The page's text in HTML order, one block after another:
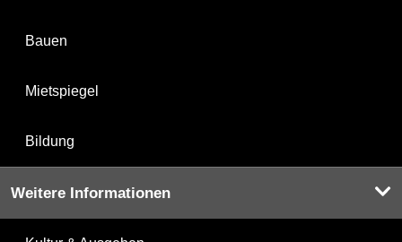
Bauen
Mietspiegel
Bildung
Weitere Informationen